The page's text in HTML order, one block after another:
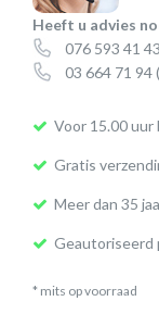
Heeft u advies
076 593 41 43
03 664 71 94
Voor 15.00 uur
Gratis
Meer dan 35
Geautoriseerd
* mits op voorraad